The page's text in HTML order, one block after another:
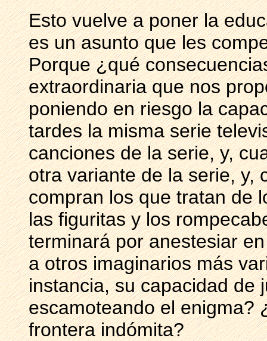
Esto vuelve a poner la
es un asunto que les
Porque ¿qué
extraordinaria que nos
poniendo en riesgo la
tardes la misma serie
canciones de la serie, y,
otra variante de la serie, y,
compran los que tratan de
las figuritas y los
terminará por anestesiar
a otros imaginarios más
instancia, su capacidad de
escamoteando el enigma?
frontera indómita?